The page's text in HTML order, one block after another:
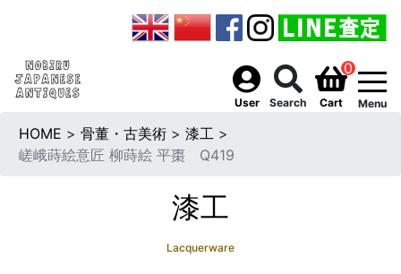
User Search
0
Cart Menu
HOME > 骨董・古美術 > 漆工 >
嵯峨蒔絵意匠 柳蒔絵 平棗 Q419
漆工
Lacquerware